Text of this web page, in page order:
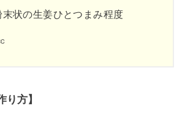
状の生姜ひとつまみ程度
り方】